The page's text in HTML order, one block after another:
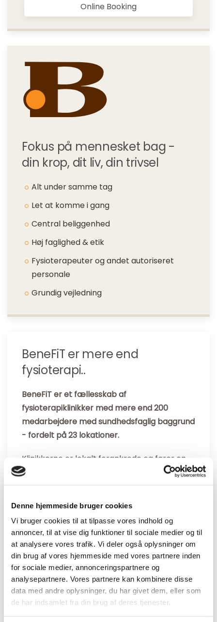
Denne hjemmeside bruger cookies
Vi bruger cookies til at tilpasse vores indhold og
annoncer, til at vise dig funktioner til sociale medier og til
at analysere vores trafik. Vi deler også oplysninger om
din brug af vores hjemmeside med vores partnere inden
for sociale medier, annonceringspartnere og
analysepartnere. Vores partnere kan kombinere disse
data med andre oplysninger, du har givet dem, eller som
de har indsamlet fra din brug af deres tjenester.
Online Booking
Fokus på mennesket bag -
din krop, dit liv, din trivsel
Alt under samme tag
Let at komme i gang
Central beliggenhed
Høj faglighed & etik
Fysioterapeuter og andet autoriseret
personale
Grundig vejledning
BeneFiT er mere end
fysioterapi..
BeneFiT er et fællesskab af
fysioterapiklinikker med mere end 200
medarbejdere med sundhedsfaglig baggrund
- fordelt på 23 lokationer.
Klinikkerne er lokalt forankrede og fører en
række forskellige tilbud og ydelser målrettet
din sundhed og livsstil. BeneFiT arbejder
andre sundhedsydelser lige fra akupunktur til
ergonomisk vejledning på din arbejdsplads.
Du behøver ikke at have ondt for at få det
bedre.
Kontakt os allerede idag